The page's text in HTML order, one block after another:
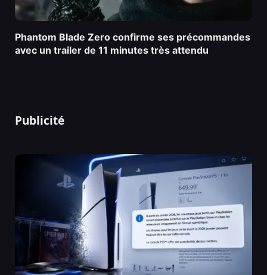
Phantom Blade Zero confirme ses précommandes
avec un trailer de 11 minutes très attendu
Publicité